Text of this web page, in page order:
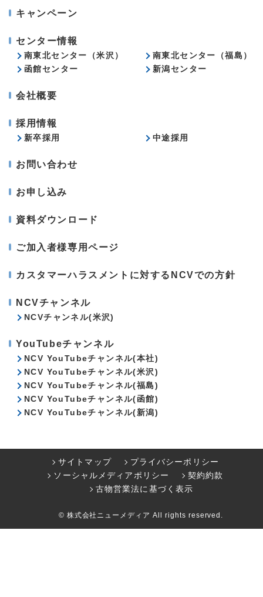
キャンペーン
センター情報
南東北センター（米沢）
南東北センター（福島）
函館センター
新潟センター
会社概要
採用情報
新卒採用 中途採用
お問い合わせ
お申し込み
資料ダウンロード
ご加入者様専用ページ
カスタマーハラスメントに対するNCVでの方針
NCVチャンネル
NCVチャンネル(米沢)
YouTubeチャンネル
NCV YouTubeチャンネル(本社)
NCV YouTubeチャンネル(米沢)
NCV YouTubeチャンネル(福島)
NCV YouTubeチャンネル(函館)
NCV YouTubeチャンネル(新潟)
サイトマップ
プライバシーポリシー
ソーシャルメディアポリシー
契約約款
古物営業法に基づく表示
© 株式会社ニューメディア All rights reserved.